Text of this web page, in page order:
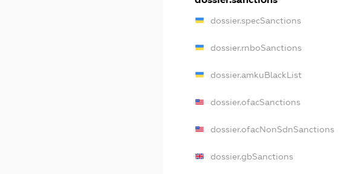
dossier.specSanctions
dossier.rnboSanctions
dossier.amkuBlackList
dossier.ofacSanctions
dossier.ofacNonSdnSanctions
dossier.gbSanctions